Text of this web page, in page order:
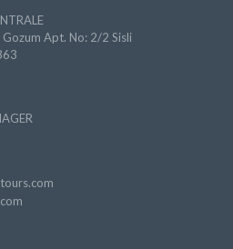
Gozum Apt. No: 2/2 Sisli